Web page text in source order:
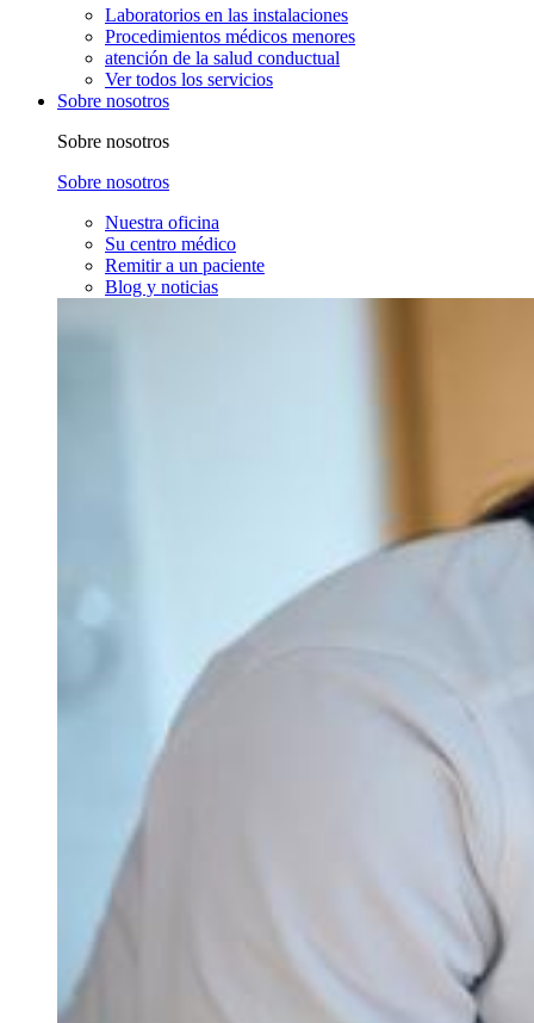
Laboratorios en las instalaciones
Procedimientos médicos menores
atención de la salud conductual
Ver todos los servicios
Sobre nosotros
Sobre nosotros
Sobre nosotros
Nuestra oficina
Su centro médico
Remitir a un paciente
Blog y noticias